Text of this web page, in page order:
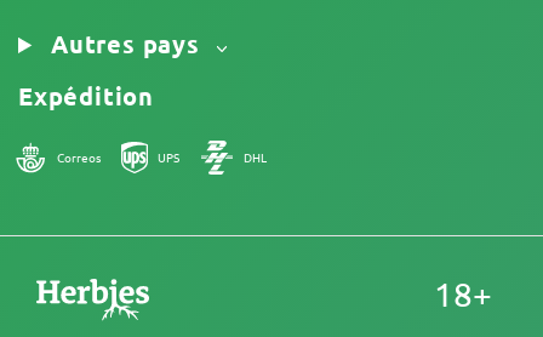
Autres pays
Expédition
Correos UPS DHL
18+